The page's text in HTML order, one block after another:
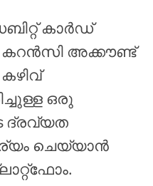
കാർഡ്
കറൻസി അക്കൗണ്ട്
ഒരു
ദ്രവ്യത
ചെയ്യാൻ